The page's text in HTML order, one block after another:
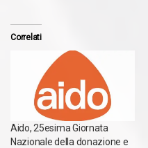
Correlati
Aido, 25esima Giornata
Nazionale della donazione e